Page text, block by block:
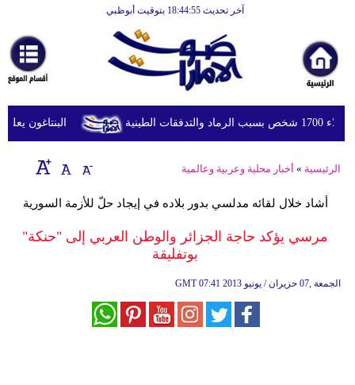
آخر تحديث 18:44:55 بتوقيت أبوظبي
أخبارعاجلة
رياضة
ثقافة
إقتصاد
وموسيقى
البنتاغون يعلن
الرئيسية » أخبار محلية وعربية وعالمية
أشاد خلال لقائه مدلسي بدور بلاده في إيجاد حلّ للأزمة السورية
مرسي يؤكد حاجة الجزائر والوطن العربي إلى "حنكة"
بوتفليقة
GMT 07:41 2013 الجمعة ,07 حزيران / يونيو